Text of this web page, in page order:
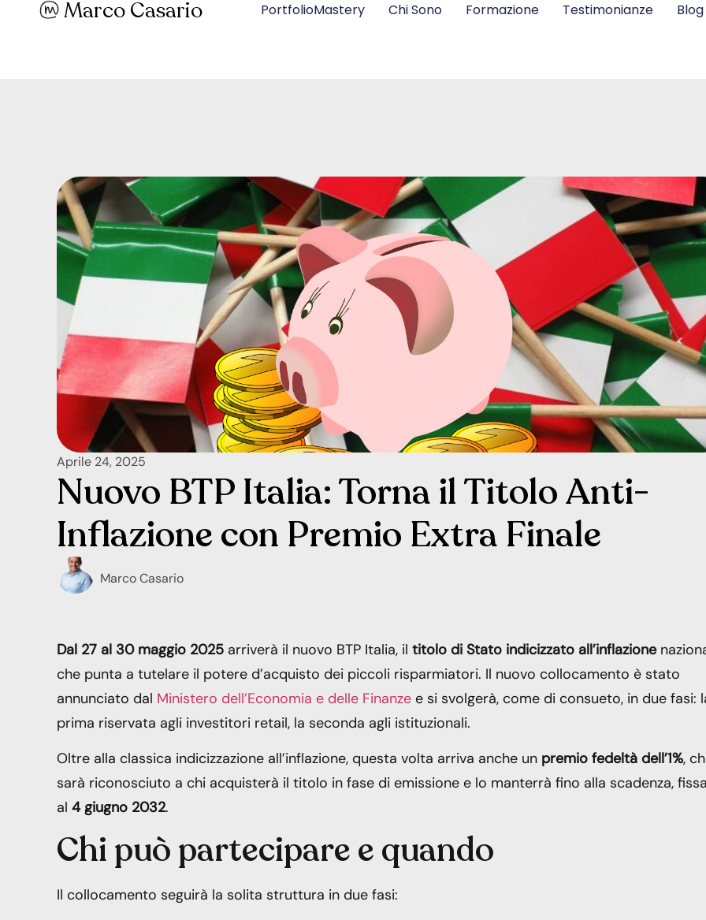
Marco Casario PortfolioMastery Chi Sono Formazione Testimonianze Blog
Aprile 24, 2025
Nuovo BTP Italia: Torna il Titolo Anti-
Inflazione con Premio Extra Finale
Marco Casario
Dal 27 al 30 maggio 2025 arriverà il nuovo BTP Italia, il titolo di Stato indicizzato all’inflazione
che punta a tutelare il potere d’acquisto dei piccoli risparmiatori. Il nuovo collocamento è stato
annunciato dal Ministero dell’Economia e delle Finanze e si svolgerà, come di consueto, in due fasi:
prima riservata agli investitori retail, la seconda agli istituzionali.
Oltre alla classica indicizzazione all’inflazione, questa volta arriva anche un premio fedeltà dell’1%,
sarà riconosciuto a chi acquisterà il titolo in fase di emissione e lo manterrà fino alla scadenza,
al 4 giugno 2032.
Chi può partecipare e quando
Il collocamento seguirà la solita struttura in due fasi: